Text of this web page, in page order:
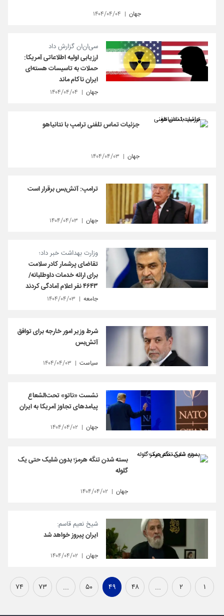
جهان ۱۴۰۴/۰۴/۰۴
سی‌ان‌ان گزارش داد
ارزیابی اولیه اطلاعاتی آمریکا:
حملات به تاسیسات هسته‌ای
ایران ناکام ماند
جهان ۱۴۰۴/۰۴/۰۴
جزئیات تماس تلفنی ترامپ با نتانیاهو
جهان ۱۴۰۴/۰۴/۰۳
ترامپ: آتش‌بس برقرار است
جهان ۱۴۰۴/۰۴/۰۳
وزارت بهداشت خبر داد؛
تقاضای پرشمار کادر سلامت
برای ارائه خدمات داوطلبانه/
۴۶۴۳ نفر اعلام آمادگی کردند
جامعه ۱۴۰۴/۰۴/۰۳
شرط وزیر امور خارجه برای توافق
آتش‌بس
سیاست ۱۴۰۴/۰۴/۰۳
نشست «ناتو» تحت‌الشعاع
پیامدهای تجاوز آمریکا به ایران
جهان ۱۴۰۴/۰۴/۰۲
بسته شدن تنگه هرمز؛ بدون شلیک حتی یک
گلوله
جهان ۱۴۰۴/۰۴/۰۲
شیخ نعیم قاسم:
ایران پیروز خواهد شد
جهان ۱۴۰۴/۰۴/۰۲
۱ ۲ ... ۴۸ ۴۹ ۵۰ ... ۷۳ ۷۴